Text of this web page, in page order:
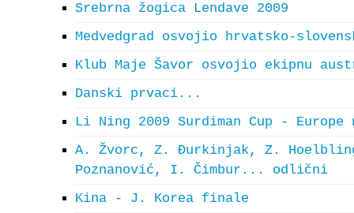
Srebrna žogica Lendave 2009
Medvedgrad osvojio hrvatsko-
Klub Maje Šavor osvojio ekipnu
Danski prvaci...
Li Ning 2009 Surdiman Cup -
A. Žvorc, Z. Đurkinjak, Z.
Poznanović, I. Čimbur... odlični
Kina - J. Korea finale